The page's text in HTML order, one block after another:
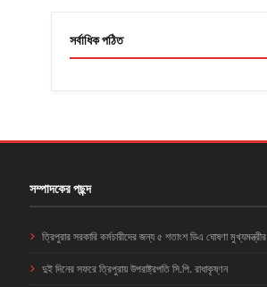
সর্বাধিক পঠিত
সম্পাদকের পছন্দ
ত্রিপুরার সরকারি কর্মচারীদের জন্য ৫ শতাংশ ডিএ ঘোষণা মুখ্যমন্ত্রীর
দুই দিনের সফরে ত্রিপুরায় উপরাষ্ট্রপতি সি.পি. রাধাকৃষ্ণন